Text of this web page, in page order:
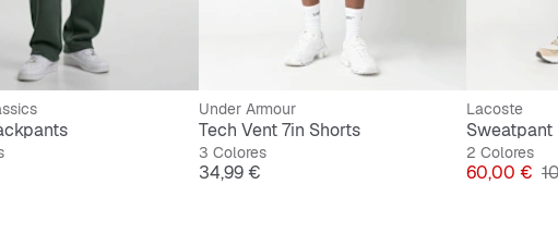
Under Armour
Tech Vent 7in Shorts
3 Colores
Precio
34,99 €
Lacoste
Sweatpant
2 Colores
Precio
60,00 €